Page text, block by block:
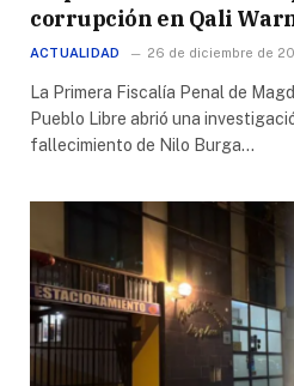
corrupción en Qali
ACTUALIDAD 26 de diciembre de
La Primera Fiscalía Penal de
Pueblo Libre abrió una
fallecimiento de Nilo Burga…